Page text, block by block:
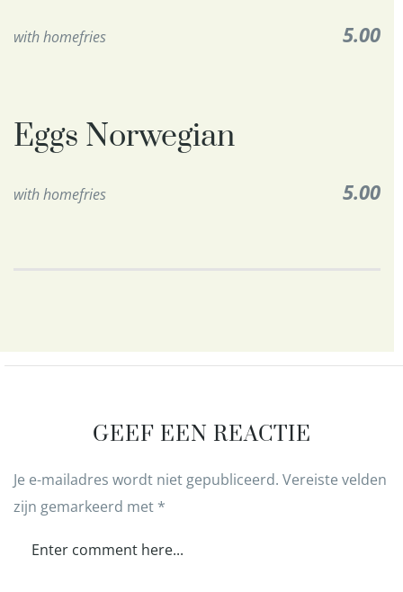
with homefries 5.00
Eggs Norwegian
with homefries 5.00
GEEF EEN REACTIE
Je e-mailadres wordt niet gepubliceerd. Vereiste velden
zijn gemarkeerd met *